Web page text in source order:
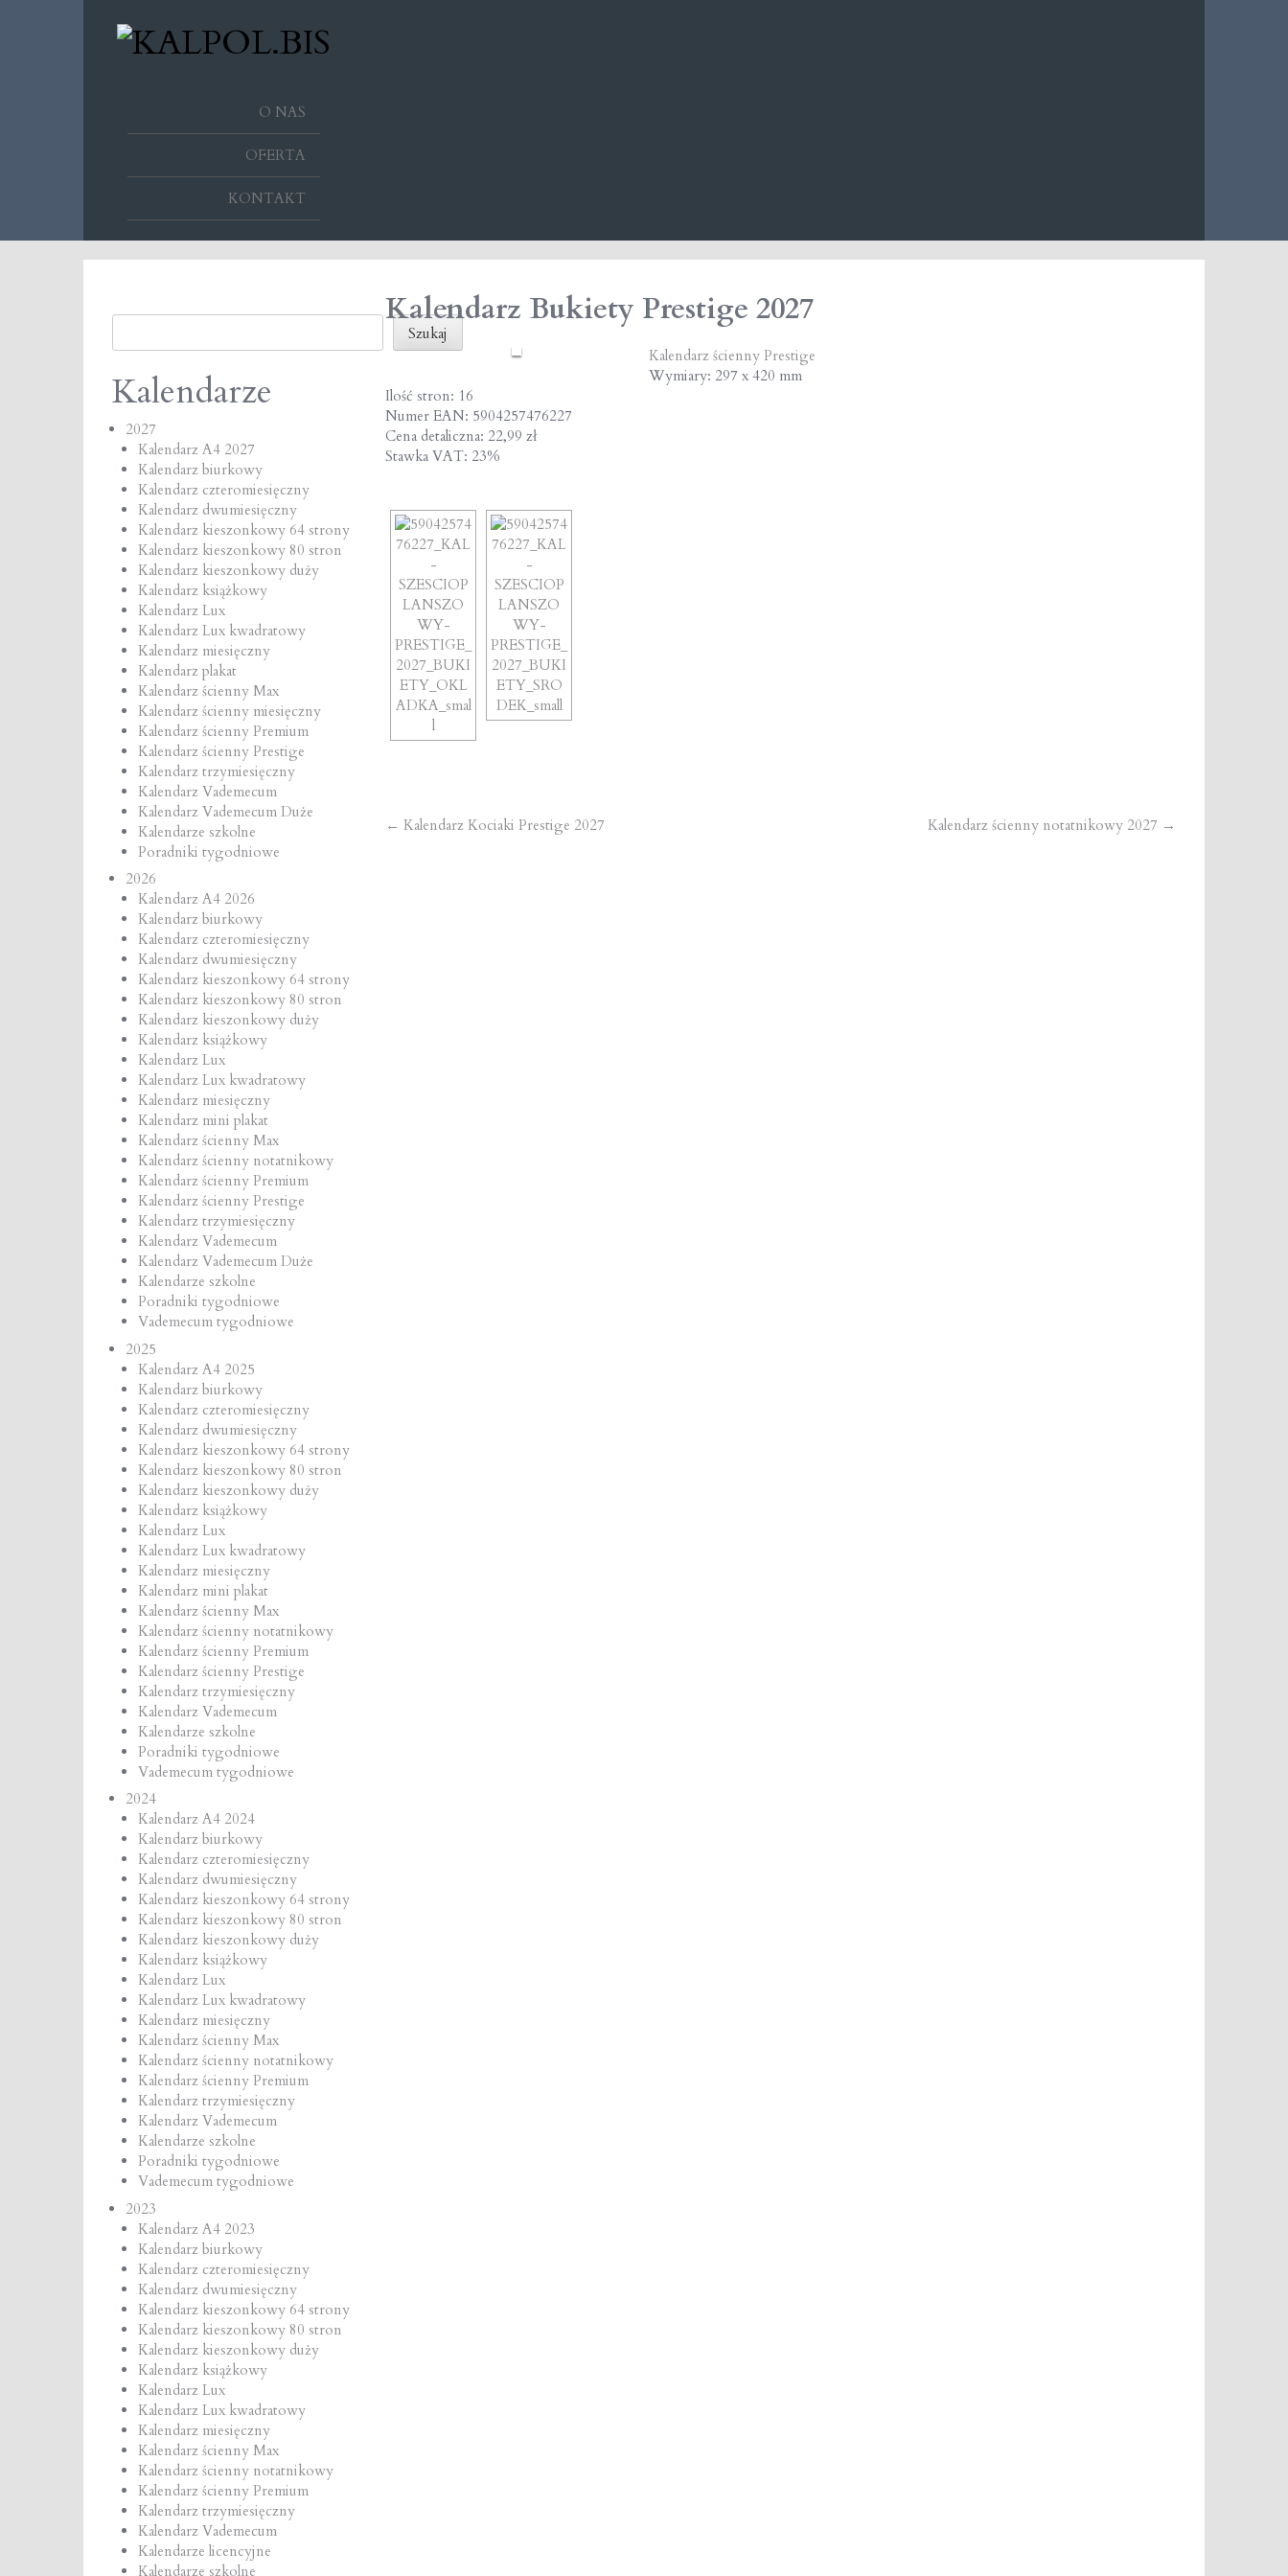
O NAS
OFERTA
KONTAKT
Szukaj
Kalendarze
2027
Kalendarz A4 2027
Kalendarz biurkowy
Kalendarz czteromiesięczny
Kalendarz dwumiesięczny
Kalendarz kieszonkowy 64 strony
Kalendarz kieszonkowy 80 stron
Kalendarz kieszonkowy duży
Kalendarz książkowy
Kalendarz Lux
Kalendarz Lux kwadratowy
Kalendarz miesięczny
Kalendarz plakat
Kalendarz ścienny Max
Kalendarz ścienny miesięczny
Kalendarz ścienny Premium
Kalendarz ścienny Prestige
Kalendarz trzymiesięczny
Kalendarz Vademecum
Kalendarz Vademecum Duże
Kalendarze szkolne
Poradniki tygodniowe
2026
Kalendarz A4 2026
Kalendarz biurkowy
Kalendarz czteromiesięczny
Kalendarz dwumiesięczny
Kalendarz kieszonkowy 64 strony
Kalendarz kieszonkowy 80 stron
Kalendarz kieszonkowy duży
Kalendarz książkowy
Kalendarz Lux
Kalendarz Lux kwadratowy
Kalendarz miesięczny
Kalendarz mini plakat
Kalendarz ścienny Max
Kalendarz ścienny notatnikowy
Kalendarz ścienny Premium
Kalendarz ścienny Prestige
Kalendarz trzymiesięczny
Kalendarz Vademecum
Kalendarz Vademecum Duże
Kalendarze szkolne
Poradniki tygodniowe
Vademecum tygodniowe
2025
Kalendarz A4 2025
Kalendarz biurkowy
Kalendarz czteromiesięczny
Kalendarz dwumiesięczny
Kalendarz kieszonkowy 64 strony
Kalendarz kieszonkowy 80 stron
Kalendarz kieszonkowy duży
Kalendarz książkowy
Kalendarz Lux
Kalendarz Lux kwadratowy
Kalendarz miesięczny
Kalendarz mini plakat
Kalendarz ścienny Max
Kalendarz ścienny notatnikowy
Kalendarz ścienny Premium
Kalendarz ścienny Prestige
Kalendarz trzymiesięczny
Kalendarz Vademecum
Kalendarze szkolne
Poradniki tygodniowe
Vademecum tygodniowe
2024
Kalendarz A4 2024
Kalendarz biurkowy
Kalendarz czteromiesięczny
Kalendarz dwumiesięczny
Kalendarz kieszonkowy 64 strony
Kalendarz kieszonkowy 80 stron
Kalendarz kieszonkowy duży
Kalendarz książkowy
Kalendarz Lux
Kalendarz Lux kwadratowy
Kalendarz miesięczny
Kalendarz ścienny Max
Kalendarz ścienny notatnikowy
Kalendarz ścienny Premium
Kalendarz trzymiesięczny
Kalendarz Vademecum
Kalendarze szkolne
Poradniki tygodniowe
Vademecum tygodniowe
2023
Kalendarz A4 2023
Kalendarz biurkowy
Kalendarz czteromiesięczny
Kalendarz dwumiesięczny
Kalendarz kieszonkowy 64 strony
Kalendarz kieszonkowy 80 stron
Kalendarz kieszonkowy duży
Kalendarz książkowy
Kalendarz Lux
Kalendarz Lux kwadratowy
Kalendarz miesięczny
Kalendarz ścienny Max
Kalendarz ścienny notatnikowy
Kalendarz ścienny Premium
Kalendarz trzymiesięczny
Kalendarz Vademecum
Kalendarze licencyjne
Kalendarze szkolne
Kalendarz Bukiety Prestige 2027
Kalendarz ścienny Prestige
Wymiary: 297 x 420 mm
Ilość stron: 16
Numer EAN: 5904257476227
Cena detaliczna: 22,99 zł
Stawka VAT: 23%
Post
← Kalendarz Kociaki Prestige 2027 Kalendarz ścienny notatnikowy 2027 →